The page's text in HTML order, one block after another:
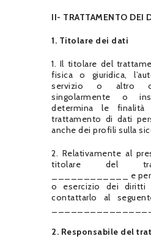
II- TRATTAMENTO DEI
1. Titolare dei dati
1. Il titolare del
fisica o giuridica,
servizio o altro
singolarmente o
determina le
trattamento di dati
anche dei profili sulla
2. Relativamente al
titolare del
____________ e per
o esercizio dei diritti
contattarlo al
2. Responsabile del